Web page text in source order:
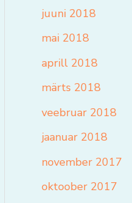
juuni 2018
mai 2018
aprill 2018
märts 2018
veebruar 2018
jaanuar 2018
november 2017
oktoober 2017